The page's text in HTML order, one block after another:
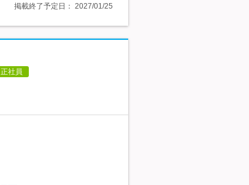
掲載終了予定日： 2027/01/25
正社員